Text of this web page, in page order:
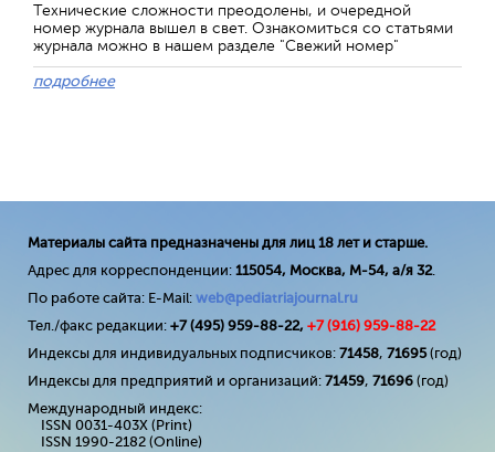
Технические сложности преодолены, и очередной
номер журнала вышел в свет. Ознакомиться со статьями
журнала можно в нашем разделе "Свежий номер"
подробнее
Материалы сайта предназначены для лиц 18 лет и старше.
Адрес для корреспонденции: 115054, Москва, М-54, а/я 32.
По работе сайта: E-Mail: web@pediatriajournal.ru
Тел./факс редакции: +7 (495) 959-88-22, +7 (916) 959-88-22
Индексы для индивидуальных подписчиков: 71458, 71695(год)
Индексы для предприятий и организаций: 71459, 71696 (год)
Международный индекс:
ISSN 0031-403X (Print)
ISSN 1990-2182 (Online)